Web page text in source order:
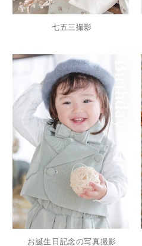
七五三撮影
Birthday
お誕生日記念の写真撮影